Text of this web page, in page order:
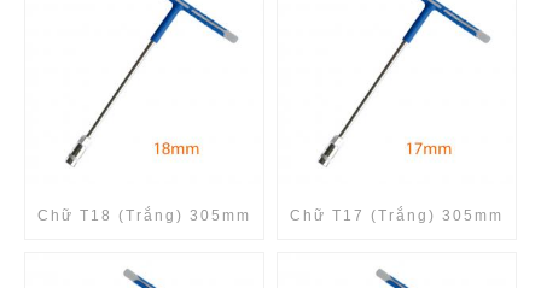
Chữ T18 (Trắng) 305mm Chữ T17 (Trắng) 305mm